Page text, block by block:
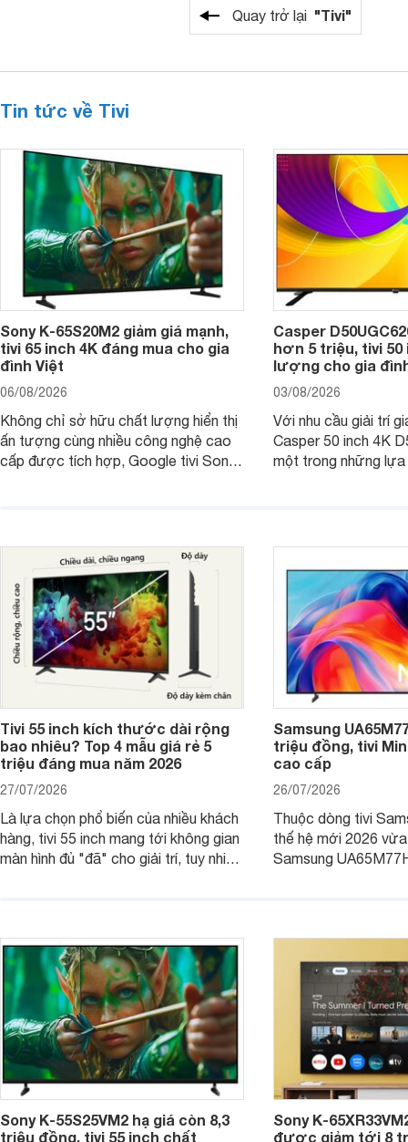
Quay trở lại "Tivi"
Tin tức về Tivi
Sony K-65S20M2 giảm giá mạnh,
tivi 65 inch 4K đáng mua cho gia
đình Việt
06/08/2026
Không chỉ sở hữu chất lượng hiển thị
ấn tượng cùng nhiều công nghệ cao
cấp được tích hợp, Google tivi Sony
Casper
hơn 5 triệu, tivi 50
lượng cho gia
03/08/2026
Với nhu cầu giải trí
Casper 50 inch 4K
một trong những lựa
Tivi 55 inch kích thước dài rộng
bao nhiêu? Top 4 mẫu giá rẻ 5
triệu đáng mua năm 2026
27/07/2026
Là lựa chọn phổ biến của nhiều khách
hàng, tivi 55 inch mang tới không gian
màn hình đủ "đã" cho giải trí, tuy nhiên
dùng cho phòng bao nhiêu m2?
Samsung
triệu đồng, tivi
cao cấp
26/07/2026
Thuộc dòng tivi
thế hệ mới 2026
Samsung
Sony K-55S25VM2 hạ giá còn 8,3
triệu đồng, tivi 55 inch chất
Sony K-
được giảm tới 8